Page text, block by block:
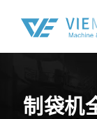
制袋机